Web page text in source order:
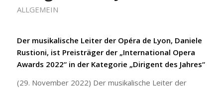
ALLGEMEIN
Der musikalische Leiter der Opéra de Lyon, Daniele
Rustioni, ist Preisträger der „International Opera
Awards 2022“ in der Kategorie „Dirigent des Jahres“
(29. November 2022) Der musikalische Leiter der